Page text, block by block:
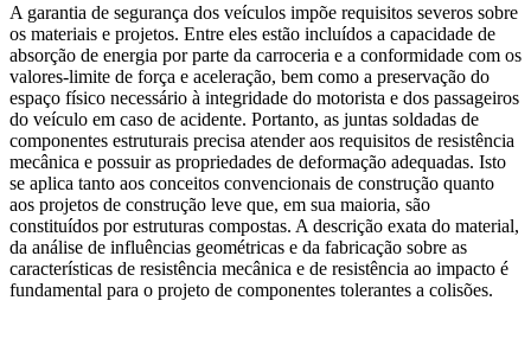
A garantia de segurança dos veículos impõe requisitos severos sobre
os materiais e projetos. Entre eles estão incluídos a capacidade de
absorção de energia por parte da carroceria e a conformidade com os
valores-limite de força e aceleração, bem como a preservação do
espaço físico necessário à integridade do motorista e dos passageiros
do veículo em caso de acidente. Portanto, as juntas soldadas de
componentes estruturais precisa atender aos requisitos de resistência
mecânica e possuir as propriedades de deformação adequadas. Isto
se aplica tanto aos conceitos convencionais de construção quanto
aos projetos de construção leve que, em sua maioria, são
constituídos por estruturas compostas. A descrição exata do material,
da análise de influências geométricas e da fabricação sobre as
características de resistência mecânica e de resistência ao impacto é
fundamental para o projeto de componentes tolerantes a colisões.